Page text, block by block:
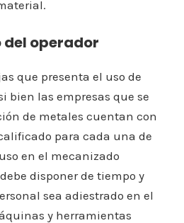
operador
que presenta el uso de
bien las empresas que se
de metales cuentan con
para cada una de
en el mecanizado
disponer de tiempo y
sea adiestrado en el
y herramientas